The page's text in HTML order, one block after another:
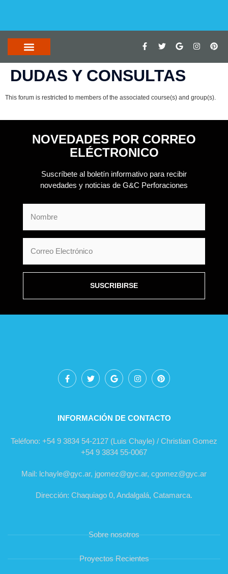
DUDAS Y CONSULTAS
This forum is restricted to members of the associated course(s) and group(s).
NOVEDADES POR CORREO
ELÉCTRONICO
Suscríbete al boletín informativo para recibir
novedades y noticias de G&C Perforaciones
SUSCRIBIRSE
INFORMACIÓN DE CONTACTO
Teléfono: +54 9 3834 54-2127 (Luis Chayle) / Christian Gomez
+54 9 3834 55-0067
Mail: lchayle@gyc.ar, jgomez@gyc.ar, cgomez@gyc.ar
Dirección: Chaquiago 0, Andalgalá, Catamarca.
Sobre nosotros
Proyectos Recientes